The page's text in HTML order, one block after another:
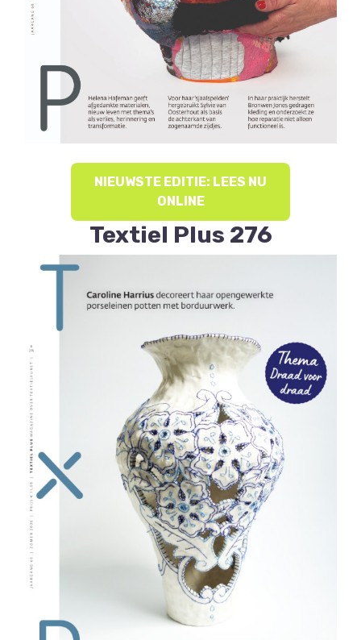
NIEUWSTE EDITIE: LEES NU
ONLINE
Textiel Plus 276